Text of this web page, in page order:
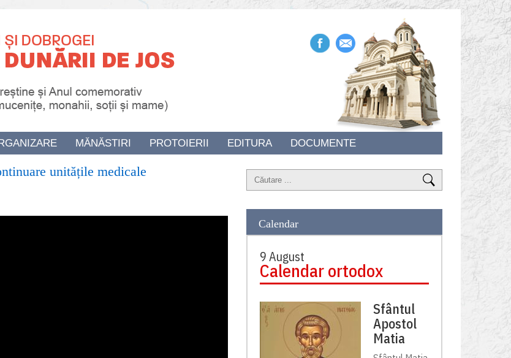
MĂNĂSTIRI PROTOIERII EDITURA DOCUMENTE
unitățile medicale
Calendar
9 August
Calendar ortodox
Sfântul
Apostol
Matia